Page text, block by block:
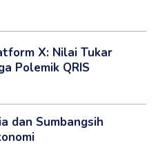
X: Nilai Tukar
Polemik QRIS
dan Sumbangsih